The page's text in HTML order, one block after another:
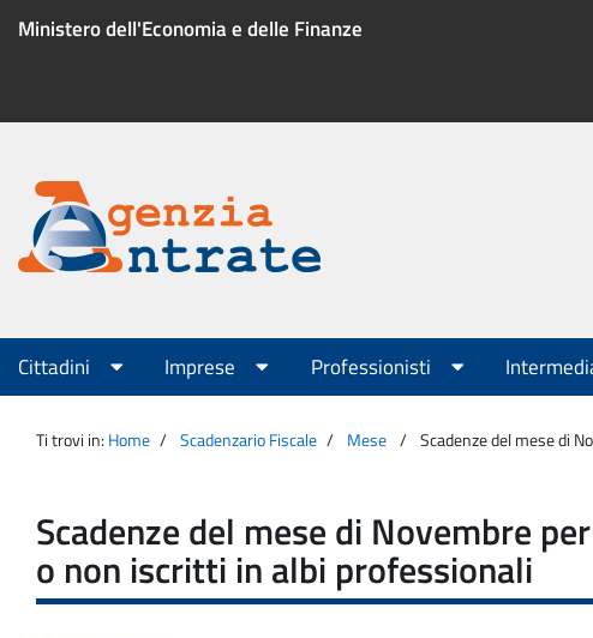
Ministero dell'Economia e delle Finanze
Menu
servizio
Agenzia
Entrate
Menu
principale
Cittadini Imprese Professionisti
Ti trovi in: Home Scadenzario Fiscale Mese Scadenze del mese di
Scadenze del mese di Novembre
o non iscritti in albi professionali